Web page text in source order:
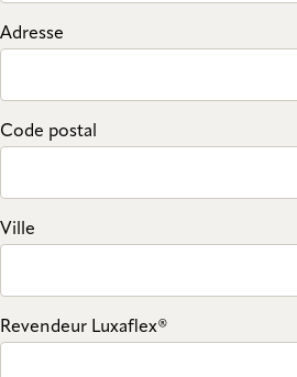
Adresse
Code postal
Ville
Revendeur Luxaflex®